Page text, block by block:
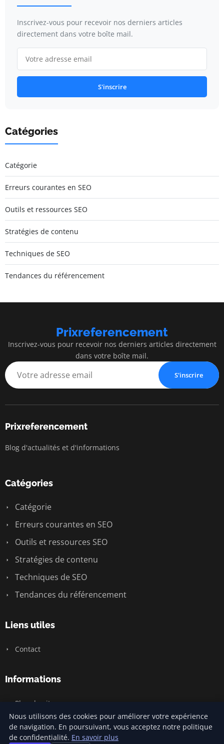
Inscrivez-vous pour recevoir nos derniers articles
directement dans votre boîte mail.
S'inscrire
Catégories
Catégorie
Erreurs courantes en SEO
Outils et ressources SEO
Stratégies de contenu
Techniques de SEO
Tendances du référencement
Prixreferencement
Inscrivez-vous pour recevoir nos derniers articles directement
dans votre boîte mail.
S'inscrire
Prixreferencement
Blog d'actualités et d'informations
Catégories
Catégorie
Erreurs courantes en SEO
Outils et ressources SEO
Stratégies de contenu
Techniques de SEO
Tendances du référencement
Liens utiles
Contact
Informations
Plan du site
Nous utilisons des cookies pour améliorer votre expérience
de navigation. En poursuivant, vous acceptez notre politique
de confidentialité. En savoir plus